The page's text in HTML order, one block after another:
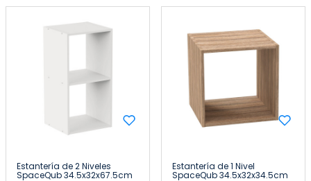
Estantería de 2 Niveles
SpaceQub 34.5x32x67.5cm
Estantería de 1 Nivel
SpaceQub 34.5x32x34.5cm